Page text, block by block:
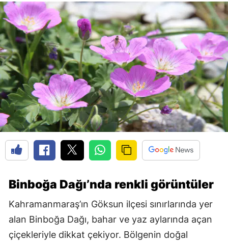
Binboğa Dağı’nda renkli görüntüler
Kahramanmaraş’ın Göksun ilçesi sınırlarında yer
alan Binboğa Dağı, bahar ve yaz aylarında açan
çiçekleriyle dikkat çekiyor. Bölgenin doğal